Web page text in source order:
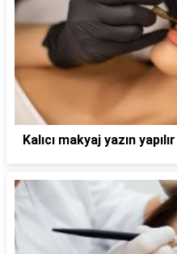
Kalıcı makyaj yazın yapılır